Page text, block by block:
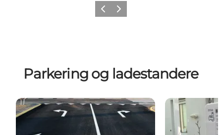
Forrige billede
Næste billede
Parkering og ladestandere
Parkering Ladestandere